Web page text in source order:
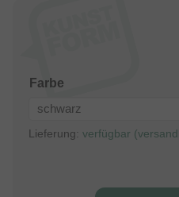
Farbe
schwarz
Lieferung: verfügbar